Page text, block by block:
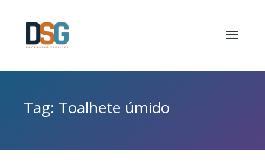
Tag: Toalhete úmido